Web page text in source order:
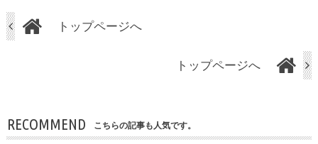
トップページへ
トップページへ
RECOMMEND こちらの記事も人気です。